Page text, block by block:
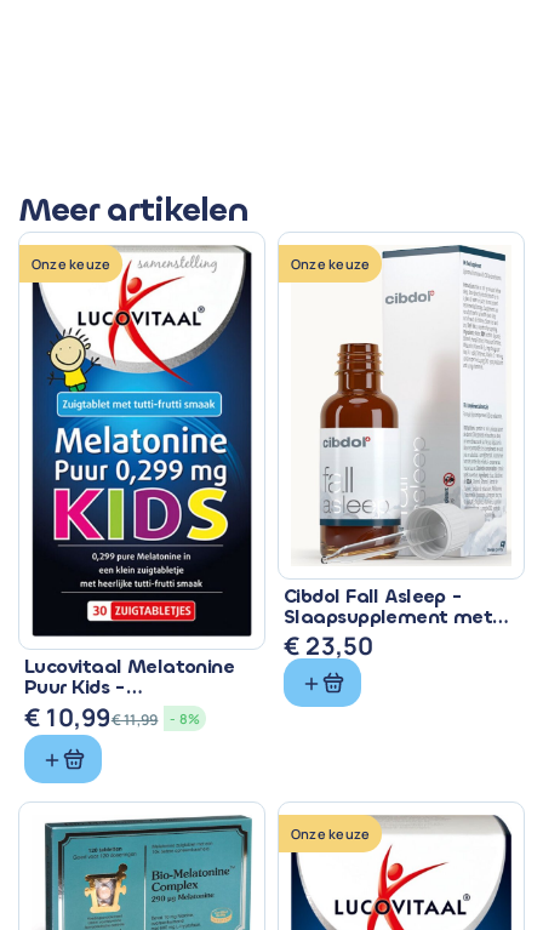
Meer artikelen
Onze keuze
Lucovitaal Melatonine
Puur Kids -
Zuigtabletten met 299
mcg
€11,99
Oorspronkelijke
prijs
was:
€ 11,99.
€ 10,99
Huidige
prijs
is:
€ 10,99.
- 8%
Onze keuze
Cibdol Fall Asleep -
Slaapsupplement met
CBD & Melatonine
€ 23,50
Onze keuze